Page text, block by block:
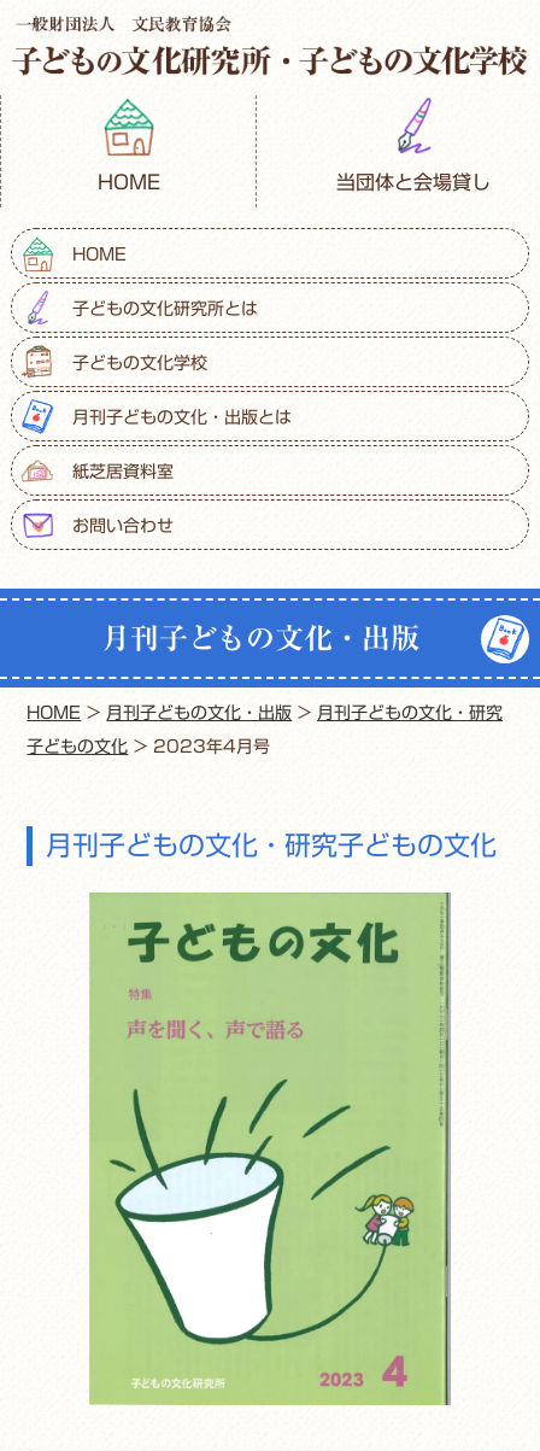
HOME 当団体と会場貸し
HOME
子どもの文化研究所とは
子どもの文化学校
月刊子どもの文化・出版とは
紙芝居資料室
お問い合わせ
月刊子どもの文化・出版
HOME > 月刊子どもの文化・出版 > 月刊子どもの文化・研究
子どもの文化 > 2023年4月号
月刊子どもの文化・研究子どもの文化